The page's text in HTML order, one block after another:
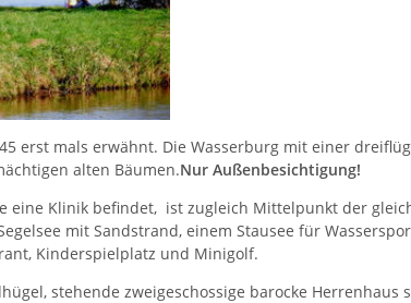
erst mals erwähnt. Die Wasserburg mit einer
alten Bäumen.Nur Außenbesichtigung!
eine Klinik befindet, ist zugleich Mittelpunkt der
mit Sandstrand, einem Stausee für
Kinderspielplatz und Minigolf.
stehende zweigeschossige barocke Herrenhaus